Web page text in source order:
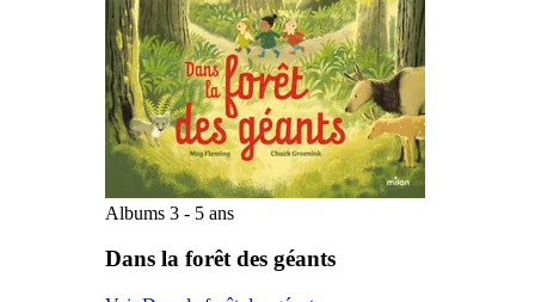
Albums 3 - 5 ans
Dans la forêt des géants